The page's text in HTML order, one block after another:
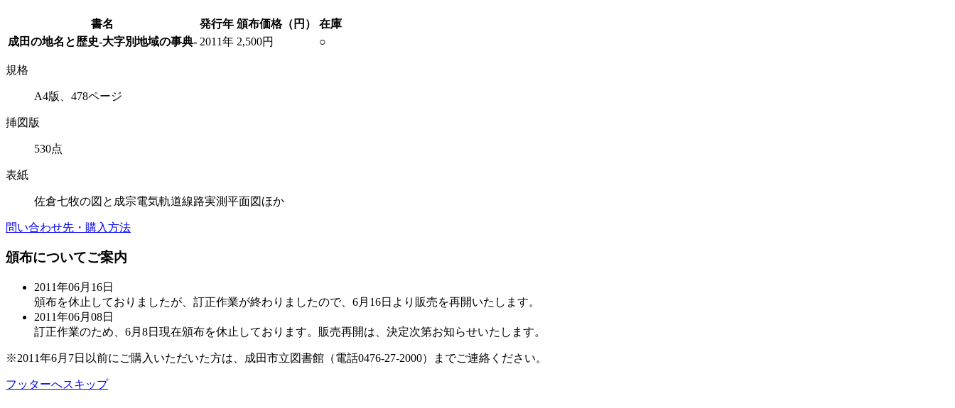
書名 発行年 頒布価格（円）
在庫
成田の地名と歴史-大字別地域の事典- 2011年 2,500円 ○
規格
A4版、478ページ
挿図版
530点
表紙
佐倉七牧の図と成宗電気軌道線路実測平面図ほか
問い合わせ先・購入方法
頒布についてご案内
2011年06月16日
頒布を休止しておりましたが、訂正作業が終わりましたので、6月16日より販売を再開いたします。
2011年06月08日
訂正作業のため、6月8日現在頒布を休止しております。販売再開は、決定次第お知らせいたします。
※2011年6月7日以前にご購入いただいた方は、成田市立図書館（電話0476-27-2000）までご連絡ください。
フッターへスキップ